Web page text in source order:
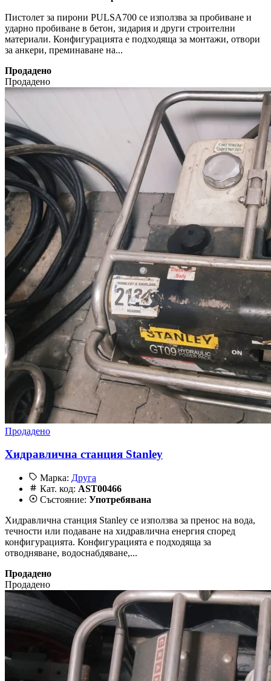
Пистолет за пирони PULSA700 се използва за пробиване и
ударно пробиване в бетон, зидария и други строителни
материали. Конфигурацията е подходяща за монтажи, отвори
за анкери, преминаване на...
Продадено
Продадено
Продадено
Хидравлична станция Stanley
Марка: Друга
Кат. код: AST00466
Състояние: Употребявана
Хидравлична станция Stanley се използва за пренос на вода,
течности или подаване на хидравлична енергия според
конфигурацията. Конфигурацията е подходяща за
отводняване, водоснабдяване,...
Продадено
Продадено